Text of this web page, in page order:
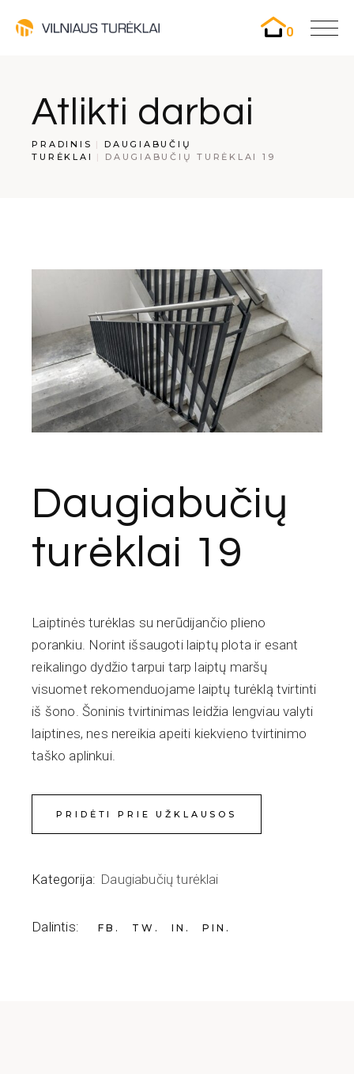
0
Atlikti darbai
PRADINIS
DAUGIABUČIŲ
TURĖKLAI
DAUGIABUČIŲ TURĖKLAI 19
Daugiabučių
turėklai 19
PRIDĖTI PRIE UŽKLAUSOS
Kategorija: Daugiabučių turėklai
Dalintis: FB TW IN PIN
Laiptinės turėklas su nerūdijančio plieno
porankiu. Norint išsaugoti laiptų plota ir esant
reikalingo dydžio tarpui tarp laiptų maršų
visuomet rekomenduojame laiptų turėklą tvirtinti
iš šono. Šoninis tvirtinimas leidžia lengviau valyti
laiptines, nes nereikia apeiti kiekvieno tvirtinimo
taško aplinkui.